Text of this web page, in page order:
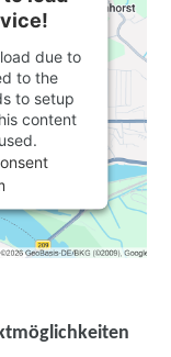
due to
to the
to setup
content